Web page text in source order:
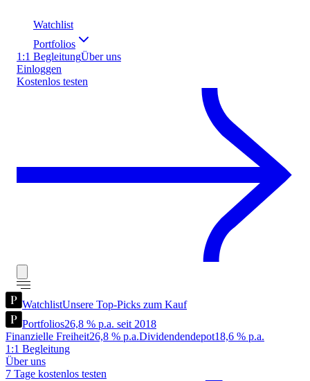
Watchlist
Portfolios
1:1 BegleitungÜber uns
Einloggen
Kostenlos testen
WatchlistUnsere Top-Picks zum Kauf
Portfolios26,8 % p.a. seit 2018
Finanzielle Freiheit26,8 % p.a.Dividendendepot18,6 % p.a.
1:1 Begleitung
Über uns
7 Tage kostenlos testen